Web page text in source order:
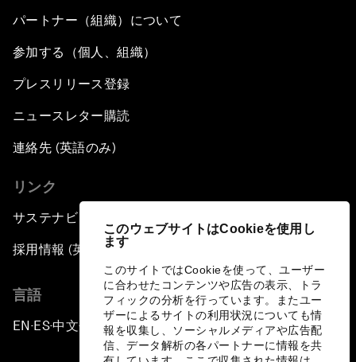
このウェブサイトはCookieを使用し
ます
このサイトではCookieを使って、ユーザー
に合わせたコンテンツや広告の表示、トラ
フィックの分析を行っています。またユー
ザーによるサイトの利用状況についても情
報を収集し、ソーシャルメディアや広告配
信、データ解析の各パートナーに情報を共
パートナー（組織）について
参加する（個人、組織）
プレスリリース登録
ニュースレター購読
連絡先 (英語のみ)
リンク
サステナビリティへの取り組み
採用情報 (英語のみ)
言語
EN ▪ ES▪中文▪ 日本語